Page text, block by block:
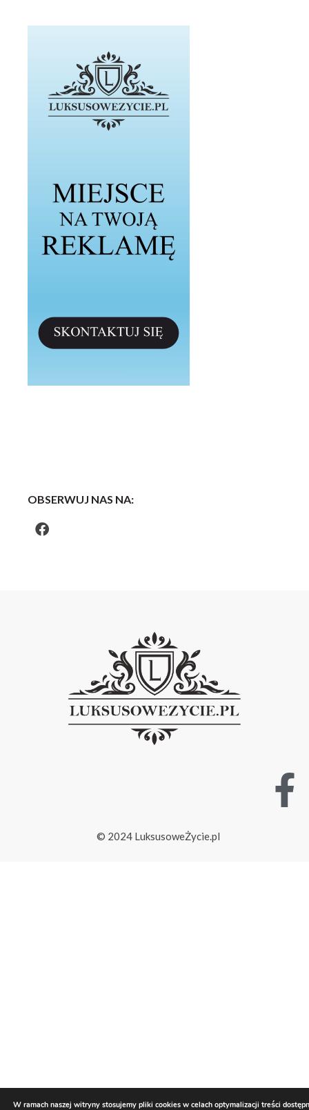
OBSERWUJ NAS NA:
© 2024 LuksusoweŻycie.pl
W ramach naszej witryny stosujemy pliki cookies w celach optymalizacji treści